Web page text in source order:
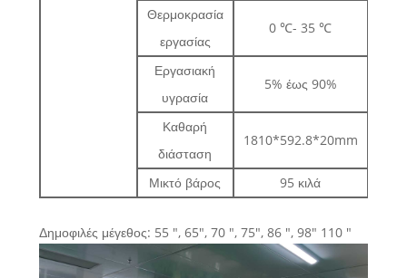
Θερμοκρασία
εργασίας
0 ℃- 35 ℃
Εργασιακή
υγρασία
5% έως 90%
Καθαρή
διάσταση
1810*592.8*20mm
Μικτό βάρος 95 κιλά
Δημοφιλές μέγεθος: 55 ", 65", 70 ", 75", 86 ", 98" 110 "